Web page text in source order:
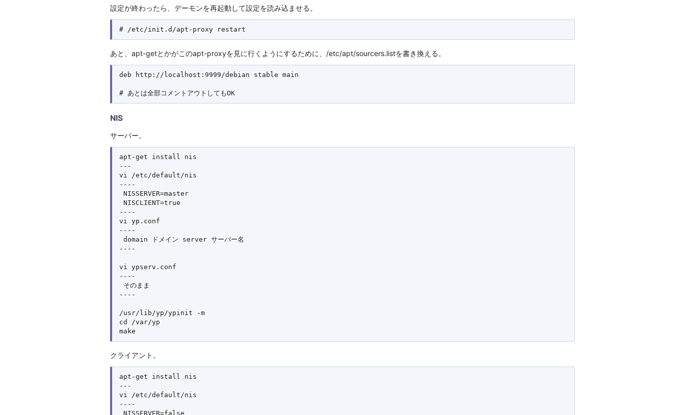
設定が終わったら、デーモンを再起動して設定を読み込ませる。
あと、apt-getとかがこのapt-proxyを見に行くようにするために、/etc/apt/sourcers.listを書き換える。
deb http://localhost:9999/debian stable main
NIS
サーバー。
apt-get install nis
---
vi /etc/default/nis
----
NISSERVER=master
NISCLIENT=true
----
vi yp.conf
----
domain ドメイン server サーバー名
----
vi ypserv.conf
----
そのまま
----
/usr/lib/yp/ypinit -m
cd /var/yp
クライアント。
apt-get install nis
---
vi /etc/default/nis
----
NISSERVER=false